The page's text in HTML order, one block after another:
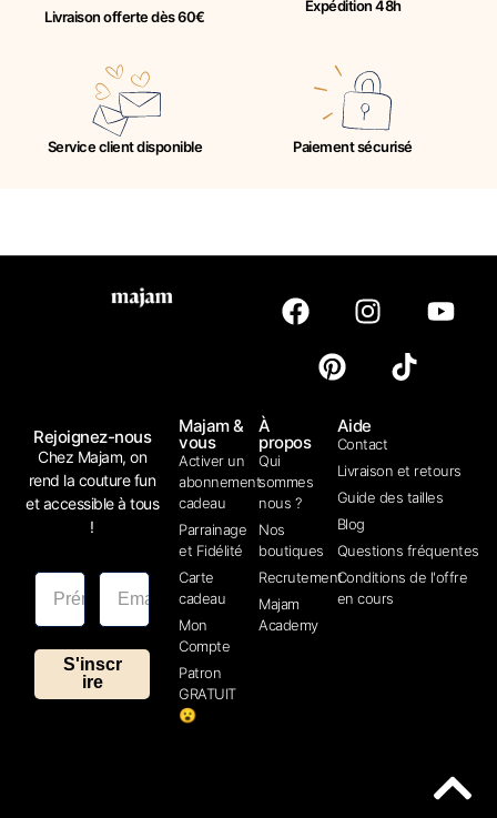
Livraison offerte dès 60€
Expédition 48h
Service client disponible Paiement sécurisé
Aide
Contact
Livraison et retours
Guide des tailles
Blog
Questions fréquentes
Conditions de l'offre
en cours
À
propos
Qui
sommes
nous ?
Nos
boutiques
Recrutement
Majam
Academy
Majam &
vous
Activer un
abonnement
cadeau
Parrainage
et Fidélité
Carte
cadeau
Mon
Compte
Patron
GRATUIT
😮
Rejoignez-nous
Chez Majam, on
rend la couture fun
et accessible à tous
!
S'inscr
ire